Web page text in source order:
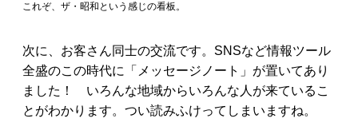
これぞ、ザ・昭和という感じの看板。
次に、お客さん同士の交流です。SNSなど情報ツール
全盛のこの時代に「メッセージノート」が置いてあり
ました！ いろんな地域からいろんな人が来ているこ
とがわかります。つい読みふけってしまいますね。